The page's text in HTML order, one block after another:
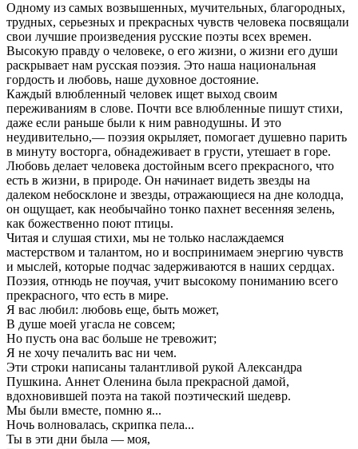
Одному из самых возвышенных, мучительных, благородных,
трудных, серьезных и прекрасных чувств человека посвящали
свои лучшие произведения русские поэты всех времен.
Высокую правду о человеке, о его жизни, о жизни его души
раскрывает нам русская поэзия. Это наша национальная
гордость и любовь, наше духовное достояние.
Каждый влюбленный человек ищет выход своим
переживаниям в слове. Почти все влюбленные пишут стихи,
даже если раньше были к ним равнодушны. И это
неудивительно,— поэзия окрыляет, помогает душевно парить
в минуту восторга, обнадеживает в грусти, утешает в горе.
Любовь делает человека достойным всего прекрасного, что
есть в жизни, в природе. Он начинает видеть звезды на
далеком небосклоне и звезды, отражающиеся на дне колодца,
он ощущает, как необычайно тонко пахнет весенняя зелень,
как божественно поют птицы.
Читая и слушая стихи, мы не только наслаждаемся
мастерством и талантом, но и воспринимаем энергию чувств
и мыслей, которые подчас задерживаются в наших сердцах.
Поэзия, отнюдь не поучая, учит высокому пониманию всего
прекрасного, что есть в мире.
Я вас любил: любовь еще, быть может,
В душе моей угасла не совсем;
Но пусть она вас больше не тревожит;
Я не хочу печалить вас ни чем.
Эти строки написаны талантливой рукой Александра
Пушкина. Аннет Оленина была прекрасной дамой,
вдохновившей поэта на такой поэтический шедевр.
Мы были вместе, помню я...
Ночь волновалась, скрипка пела...
Ты в эти дни была — моя,